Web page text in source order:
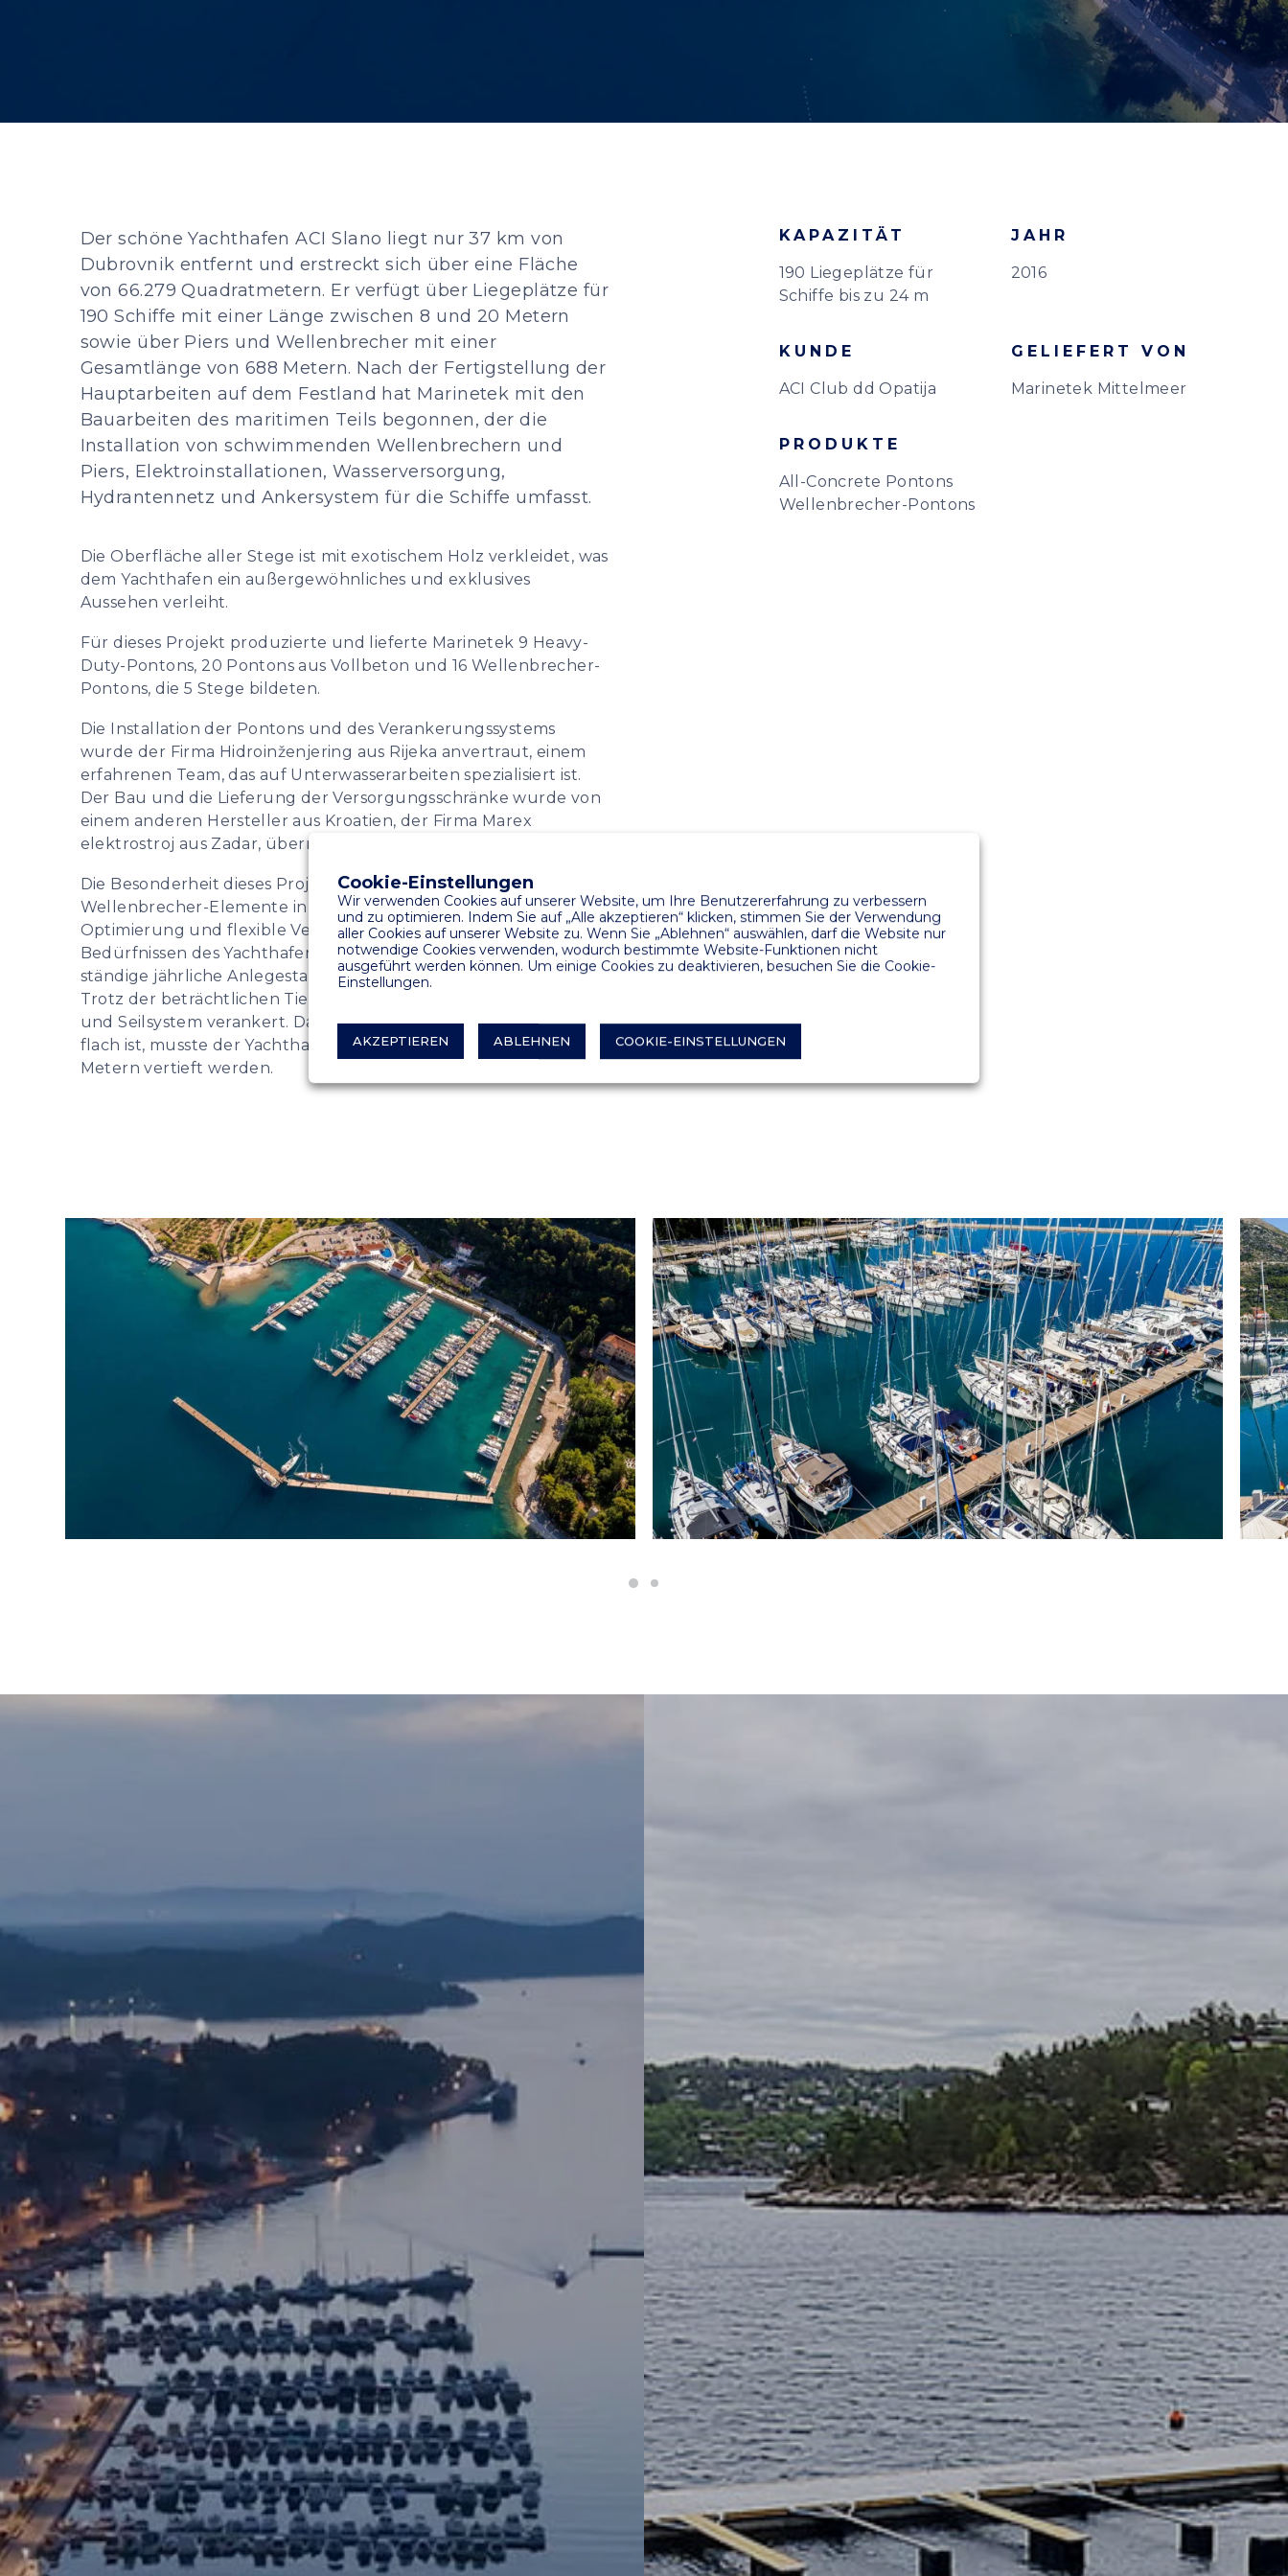
Der schöne Yachthafen ACI Slano liegt nur 37 km von
Dubrovnik entfernt und erstreckt sich über eine Fläche
von 66.279 Quadratmetern. Er verfügt über Liegeplätze für
190 Schiffe mit einer Länge zwischen 8 und 20 Metern
sowie über Piers und Wellenbrecher mit einer
Gesamtlänge von 688 Metern. Nach der Fertigstellung der
Hauptarbeiten auf dem Festland hat Marinetek mit den
Bauarbeiten des maritimen Teils begonnen, der die
Installation von schwimmenden Wellenbrechern und
Piers, Elektroinstallationen, Wasserversorgung,
Hydrantennetz und Ankersystem für die Schiffe umfasst.
Die Oberfläche aller Stege ist mit exotischem Holz verkleidet, was
dem Yachthafen ein außergewöhnliches und exklusives
Aussehen verleiht.
Für dieses Projekt produzierte und lieferte Marinetek 9 Heavy-
Duty-Pontons, 20 Pontons aus Vollbeton und 16 Wellenbrecher-
Pontons, die 5 Stege bildeten.
Die Installation der Pontons und des Verankerungssystems
wurde der Firma Hidroinženjering aus Rijeka anvertraut, einem
erfahrenen Team, das auf Unterwasserarbeiten spezialisiert ist.
Der Bau und die Lieferung der Versorgungsschränke wurde von
einem anderen Hersteller aus Kroatien, der Firma Marex
elektrostroj aus Zadar, übernommen.
Die Besonderheit dieses Projekts ist die Verankerung der
Wellenbrecher-Elemente in einer Tiefe von bis zu 20 m und die
Optimierung und flexible Verankerung der Schiffe nach den
Bedürfnissen des Yachthafens, je nachdem, ob es sich um eine
ständige jährliche Anlegestation oder für Transitschiffe handelt.
Trotz der beträchtlichen Tiefe sind alle Piers mit einem Ketten-
und Seilsystem verankert. Da der größte Teil des Geländes relativ
flach ist, musste der Yachthafen auf eine Tiefe von mindestens 3
Metern vertieft werden.
KAPAZITÄT
190 Liegeplätze für
Schiffe bis zu 24 m
JAHR
2016
KUNDE
ACI Club dd Opatija
GELIEFERT VON
Marinetek Mittelmeer
PRODUKTE
All-Concrete Pontons
Wellenbrecher-Pontons
Cookie-Einstellungen
Wir verwenden Cookies auf unserer Website, um Ihre Benutzererfahrung zu verbessern
und zu optimieren. Indem Sie auf „Alle akzeptieren“ klicken, stimmen Sie der Verwendung
aller Cookies auf unserer Website zu. Wenn Sie „Ablehnen“ auswählen, darf die Website nur
notwendige Cookies verwenden, wodurch bestimmte Website-Funktionen nicht
ausgeführt werden können. Um einige Cookies zu deaktivieren, besuchen Sie die Cookie-
Einstellungen.
AKZEPTIEREN ABLEHNEN COOKIE-EINSTELLUNGEN